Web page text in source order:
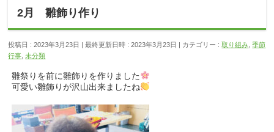
2月 雛飾り作り
投稿日 : 2023年3月23日 最終更新日時 : 2023年3月23日 カテゴリー :取り組み ,季節
行事 ,未分類
雛祭りを前に雛飾りを作りました
可愛い雛飾りが沢山出来ましたね